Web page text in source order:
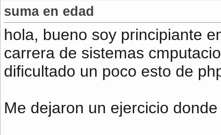
suma en edad
hola, bueno soy principiante
carrera de sistemas
dificultado un poco esto de
Me dejaron un ejercicio